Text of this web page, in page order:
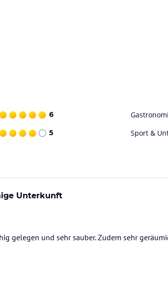
6
5 Sport &
Unterkunft
gelegen und sehr sauber. Zudem sehr